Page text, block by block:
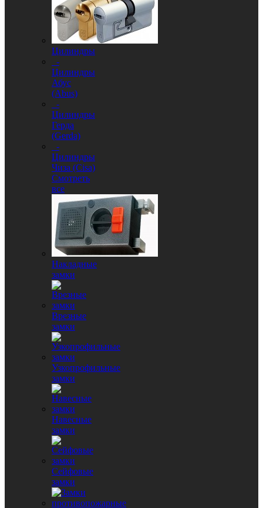
Цилиндры
-
Цилиндры
Абус
(Abus)
-
Цилиндры
Герда
(Gerda)
-
Цилиндры
Чиза (Cisa)
Смотреть
все
Накладные
замки
Врезные
замки
Узкопрофильные
замки
Навесные
замки
Сейфовые
замки